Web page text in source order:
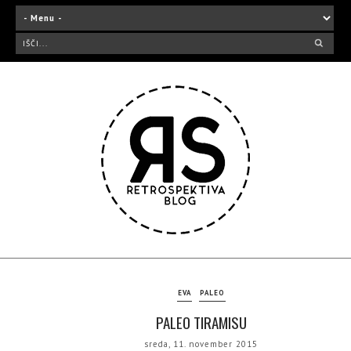
EVA PALEO
PALEO TIRAMISU
sreda, 11. november 2015